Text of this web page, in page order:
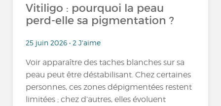
Vitiligo : pourquoi la peau
perd-elle sa pigmentation ?
25 juin 2026 • 2 J'aime
Voir apparaître des taches blanches sur sa
peau peut être déstabilisant. Chez certaines
personnes, ces zones dépigmentées restent
limitées ; chez d’autres, elles évoluent